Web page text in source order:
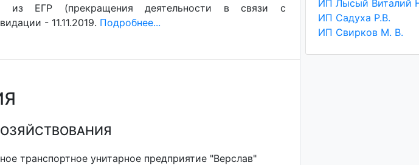
из ЕГР (прекращения деятельности в связи с
- 11.11.2019. Подробнее...
транспортное унитарное предприятие "Верслав"
ИП Садуха Р.В.
ИП Свирков М. В.